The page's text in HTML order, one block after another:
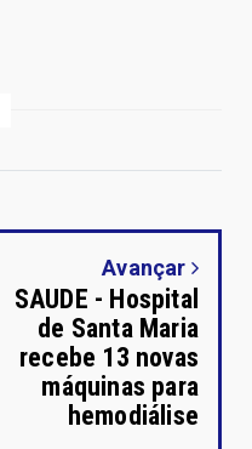
Avançar
SAUDE - Hospital
de Santa Maria
recebe 13 novas
máquinas para
hemodiálise